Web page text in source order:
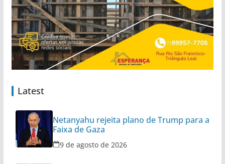
Latest
Netanyahu rejeita plano de Trump para a
Faixa de Gaza
9 de agosto de 2026